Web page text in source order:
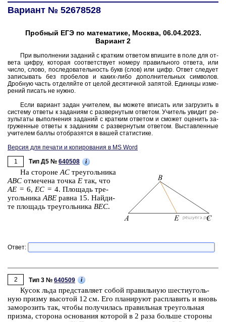
Вариант № 52678528
Пробный ЕГЭ по математике, Москва, 06.04.2023.
Вариант 2
При вы­пол­не­нии за­да­ний с крат­ким от­ве­том впи­ши­те в поле для от­
ве­та цифру, ко­то­рая со­от­вет­ству­ет но­ме­ру пра­виль­но­го от­ве­та, или
число, слово, по­сле­до­ва­тель­ность букв (слов) или цифр. Ответ сле­ду­ет
за­пи­сы­вать без про­бе­лов и каких-либо до­пол­ни­тель­ных сим­во­лов.
Дроб­ную часть от­де­ляй­те от целой де­ся­тич­ной за­пя­той. Еди­ни­цы из­ме­
ре­ний пи­сать не нужно.
Если ва­ри­ант задан учи­те­лем, вы мо­же­те впи­сать или за­гру­зить в
си­сте­му от­ве­ты к за­да­ни­ям с раз­вер­ну­тым от­ве­том. Учи­тель уви­дит ре­
зуль­та­ты вы­пол­не­ния за­да­ний с крат­ким от­ве­том и смо­жет оце­нить за­
гру­жен­ные от­ве­ты к за­да­ни­ям с раз­вер­ну­тым от­ве­том. Вы­став­лен­ные
учи­те­лем баллы отоб­ра­зят­ся в вашей ста­ти­сти­ке.
Версия для печати и копирования в MS Word
1
Тип Д5 № 640508 i
На сто­ро­не AC тре­уголь­ни­ка
ABC от­ме­че­на точка E так, что
AE = 6, EC = 4. Пло­щадь тре­
уголь­ни­ка ABE равна 15. Най­ди­
те пло­щадь тре­уголь­ни­ка BEC.
Ответ:
2 Тип 3 № 640509 i
Кусок льда пред­став­ля­ет собой пра­виль­ную ше­сти­уголь­
ную приз­му вы­со­той 12 см. Его пла­ни­ру­ют рас­пла­вить и вновь
за­мо­ро­зить так, чтобы по­лу­чи­лась пра­виль­ная тре­уголь­ная
приз­ма, сто­ро­на ос­но­ва­ния ко­то­рой в 2 раза боль­ше сто­ро­ны